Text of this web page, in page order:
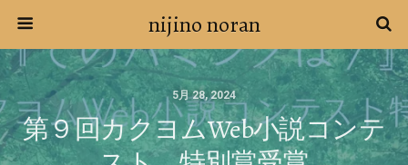
nijino noran
5月 28, 2024
第９回カクヨムWeb小説コンテ